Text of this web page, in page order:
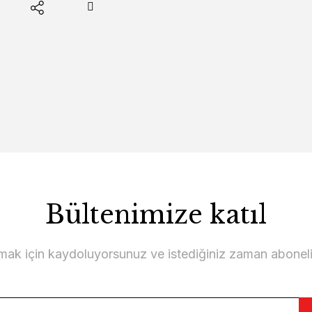
Bültenimize katıl
için kaydoluyorsunuz ve istediğiniz zaman